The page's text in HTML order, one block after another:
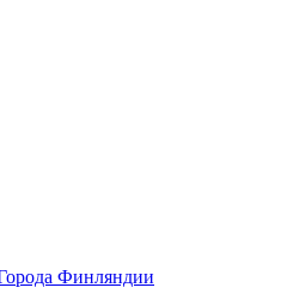
Финляндии